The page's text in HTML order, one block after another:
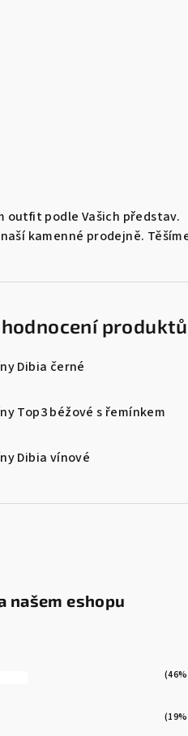
outfit podle Vašich představ.
kamenné prodejně.
produktů
Dibia černé
je 4 z 5 hvězdiček.
Top3 béžové s řemínkem
je 5 z 5 hvězdiček.
Dibia vínové
je 5 z 5 hvězdiček.
našem eshopu